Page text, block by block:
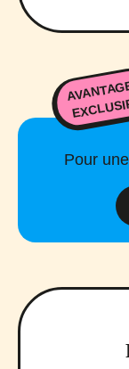
Pour